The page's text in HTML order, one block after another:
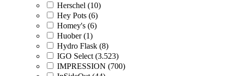
Herschel (10)
Hey Pots (6)
Homey's (6)
Huober (1)
Hydro Flask (8)
IGO Select (3.523)
IMPRESSION (700)